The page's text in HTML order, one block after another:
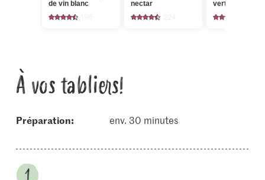
de vin blanc
nectar
verts
À vos tabliers!
Préparation: env. 30 minutes